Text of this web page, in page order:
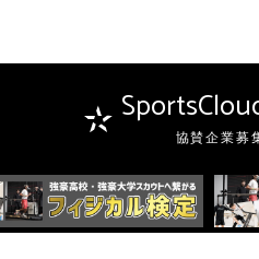
協賛企業募